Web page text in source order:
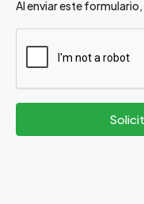
Al enviar este